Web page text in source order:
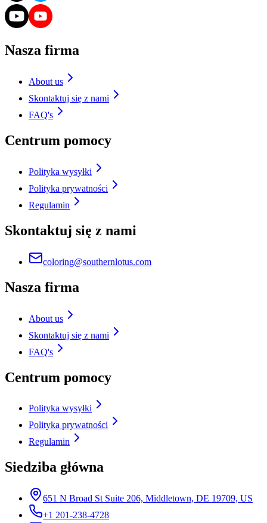
Nasza firma
About us
Skontaktuj się z nami
FAQ's
Centrum pomocy
Polityka wysyłki
Polityka prywatności
Regulamin
Skontaktuj się z nami
coloring@southernlotus.com
Nasza firma
About us
Skontaktuj się z nami
FAQ's
Centrum pomocy
Polityka wysyłki
Polityka prywatności
Regulamin
Siedziba główna
651 N Broad St Suite 206, Middletown, DE 19709, US
+1 201-238-4728